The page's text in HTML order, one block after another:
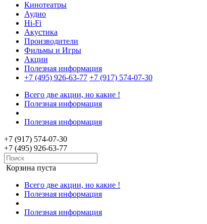
Кинотеатры
Аудио
Hi-Fi
Акустика
Производители
Фильмы и Игры
Акции
Полезная информация
+7 (495) 926-63-77 +7 (917) 574-07-30
Всего две акции, но какие !
Полезная информация
Полезная информация
+7 (917) 574-07-30
+7 (495) 926-63-77
Корзина пуста
Всего две акции, но какие !
Полезная информация
Полезная информация